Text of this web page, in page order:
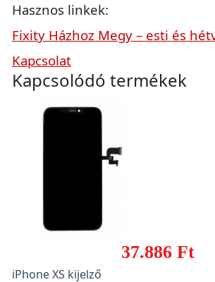
Hasznos linkek:
Fixity Házhoz Megy – esti és
Kapcsolat
Kapcsolódó termékek
37.886 Ft
iPhone XS kijelző